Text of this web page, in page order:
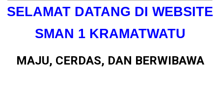
SELAMAT DATANG DI WEBSITE
SMAN 1 KRAMATWATU
MAJU, CERDAS, DAN BERWIBAWA